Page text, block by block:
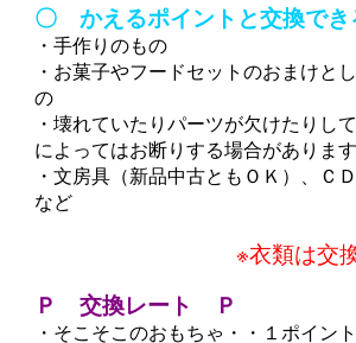
〇 かえるポイントと交換でき
・手作りのもの
・お菓子やフードセットのおまけと
の
・壊れていたりパーツが欠けたりし
によってはお断りする場合があります
・文房具（新品中古ともＯＫ）、Ｃ
など
※衣類は交
Ｐ 交換レート Ｐ
・そこそこのおもちゃ・・１ポイント